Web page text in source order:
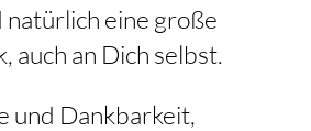
eine große
auch an Dich selbst.
und Dankbarkeit,